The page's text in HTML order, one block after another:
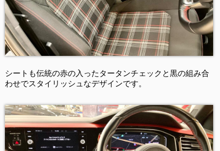
シートも伝統の赤の入ったタータンチェックと黒の組み合
わせでスタイリッシュなデザインです。